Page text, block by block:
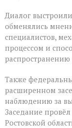
Диалог
обменялись
специалистов,
процессом и
Также
расширенном
наблюдению за
Заседание
Ростовской